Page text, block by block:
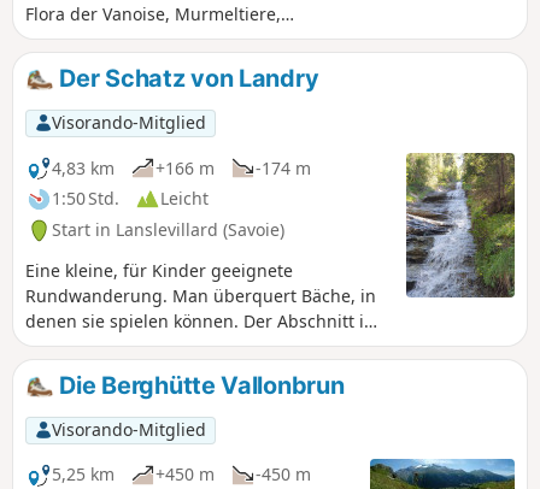
Flora der Vanoise, Murmeltiere,
vielleicht auch der Bartgeier und
herrliche Panoramablicke erwarten Sie
auf dieser Wanderung mit einem
Zwischenstopp in der Berghütte, deren
Hüttenwirte sehr sympathisch sind.
Der Schatz von Landry
Visorando-Mitglied
4,83 km
+166 m
-174 m
1:50 Std.
Leicht
Start in Lanslevillard (Savoie)
Eine kleine, für Kinder geeignete
Rundwanderung. Man überquert Bäche, in
denen sie spielen können. Der Abschnitt im
Wald ist sehr angenehm, besonders wenn
es warm ist. Außerdem können sie
Walderdbeeren und Himbeeren finden.
Entlang der Strecke gibt es
Informationstafeln über das Leben im Dorf.
Die Berghütte Vallonbrun
Visorando-Mitglied
5,25 km
+450 m
-450 m